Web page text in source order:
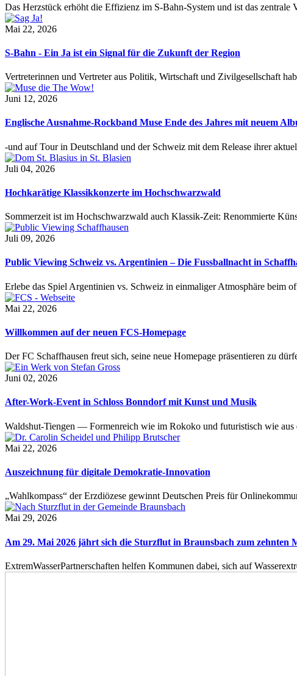
Das Herzstück erhöht die Effizienz im S-Bahn-System und ist das
Mai 22, 2026
S-Bahn - Ein Ja ist ein Signal für die Zukunft der Region
Vertreterinnen und Vertreter aus Politik, Wirtschaft und Zivilgesellschaft
Juni 12, 2026
Englische Ausnahme-Rockband Muse Ende des Jahres mit neuem
-und auf Tour in Deutschland und der Schweiz mit dem Release ihrer
Juli 04, 2026
Hochkarätige Klassikkonzerte im Hochschwarzwald
Sommerzeit ist im Hochschwarzwald auch Klassik-Zeit: Renommierte
Juli 09, 2026
Public Viewing Schweiz vs. Argentinien – Die Fussballnacht in
Erlebe das Spiel Argentinien vs. Schweiz in einmaliger Atmosphäre
Mai 22, 2026
Willkommen auf der neuen FCS-Homepage
Der FC Schaffhausen freut sich, seine neue Homepage präsentieren zu
Juni 02, 2026
After-Work-Event in Schloss Bonndorf mit Kunst und Musik
Waldshut-Tiengen — Formenreich wie im Rokoko und futuristisch wie
Mai 22, 2026
Auszeichnung für digitale Demokratie-Innovation
„Wahlkompass“ der Erzdiözese gewinnt Deutschen Preis für
Mai 29, 2026
Am 29. Mai 2026 jährt sich die Sturzflut in Braunsbach zum zehnten
ExtremWasserPartnerschaften helfen Kommunen dabei, sich auf